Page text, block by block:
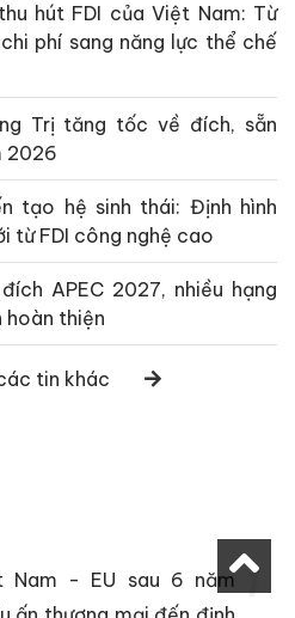
hút FDI của Việt Nam: Từ
phí sang năng lực thể chế
Trị tăng tốc về đích, sẵn
2026
tạo hệ sinh thái: Định hình
từ FDI công nghệ cao
APEC 2027, nhiều hạng
hoàn thiện
tin khác
Nam - EU sau 6 năm 1